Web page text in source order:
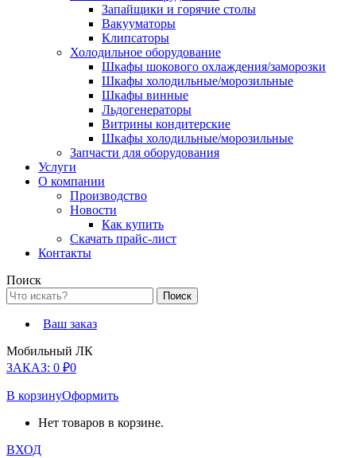
Запайщики и горячие столы
Вакууматоры
Клипсаторы
Холодильное оборудование
Шкафы шокового охлаждения/заморозки
Шкафы холодильные/морозильные
Шкафы винные
Льдогенераторы
Витрины кондитерские
Шкафы холодильные/морозильные
Запчасти для оборудования
Услуги
О компании
Производство
Новости
Как купить
Скачать прайс-лист
Контакты
Поиск
Ваш заказ
Мобильный ЛК
ЗАКАЗ: 0 ₽0
В корзинуОформить
Нет товаров в корзине.
ВХОД